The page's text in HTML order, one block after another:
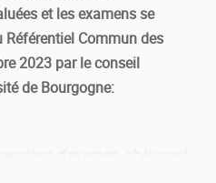
et les examens se
Commun des
2023 par le conseil
de Bourgogne:
d'examen, obéissant